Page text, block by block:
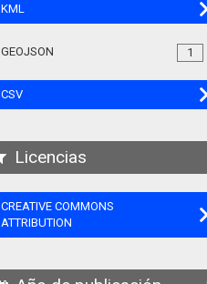
KML
1
GEOJSON
CSV
Licencias
CREATIVE COMMONS
ATTRIBUTION